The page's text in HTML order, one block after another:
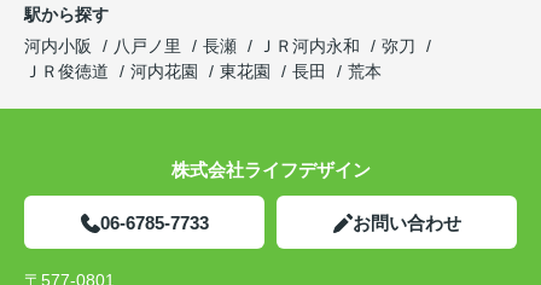
駅から探す
河内小阪
八戸ノ里 長瀬 ＪＲ河内永和
弥刀
ＪＲ俊徳道
河内花園 東花園 長田 荒本
株式会社ライフデザイン
06-6785-7733 お問い合わせ
〒577-0801